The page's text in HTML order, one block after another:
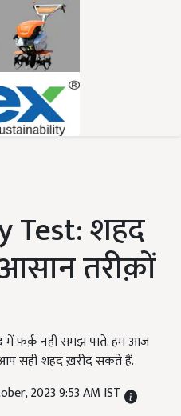
Test: शहद
तरीक़ों
में फ़र्क़ नहीं समझ पाते. हम आज
सही शहद ख़रीद सकते हैं.
2023 9:53 AM IST